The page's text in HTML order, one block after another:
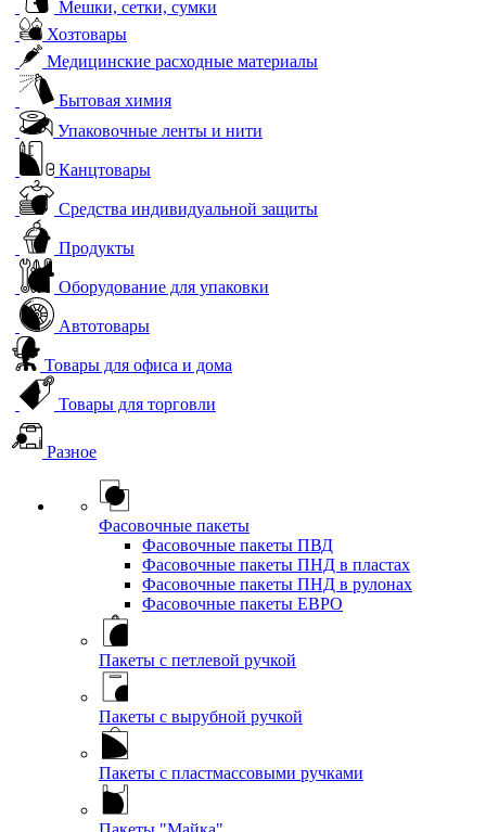
Мешки, сетки, сумки
Хозтовары
Медицинские расходные материалы
Бытовая химия
Упаковочные ленты и нити
Канцтовары
Средства индивидуальной защиты
Продукты
Оборудование для упаковки
Автотовары
Товары для офиса и дома
Товары для торговли
Разное
Фасовочные пакеты
Фасовочные пакеты ПВД
Фасовочные пакеты ПНД в пластах
Фасовочные пакеты ПНД в рулонах
Фасовочные пакеты ЕВРО
Пакеты с петлевой ручкой
Пакеты с вырубной ручкой
Пакеты с пластмассовыми ручками